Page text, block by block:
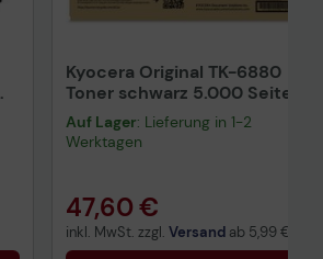
Kyocera Original TK-6880
Toner schwarz 5.000 Seiten
1T0C2V0NL1
Auf Lager: Lieferung in 1-2
Werktagen
47,60 €
inkl. MwSt. zzgl. Versand ab 5,99 €